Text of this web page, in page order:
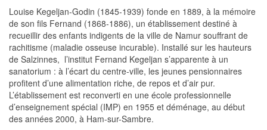
Louise Kegeljan-Godin (1845-1939) fonde en 1889, à la mémoire
de son fils Fernand (1868-1886), un établissement destiné à
recueillir des enfants indigents de la ville de Namur souffrant de
rachitisme (maladie osseuse incurable). Installé sur les hauteurs
de Salzinnes, l’institut Fernand Kegeljan s’apparente à un
sanatorium : à l’écart du centre-ville, les jeunes pensionnaires
profitent d’une alimentation riche, de repos et d’air pur.
L’établissement est reconverti en une école professionnelle
d’enseignement spécial (IMP) en 1955 et déménage, au début
des années 2000, à Ham-sur-Sambre.